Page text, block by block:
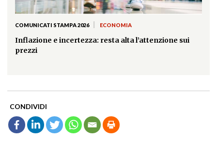
COMUNICATI STAMPA 2026 ECONOMIA
Inflazione e incertezza: resta alta l’attenzione sui
prezzi
CONDIVIDI